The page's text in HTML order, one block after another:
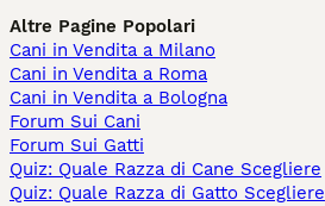
Altre Pagine Popolari
Cani in Vendita a Milano
Cani in Vendita a Roma
Cani in Vendita a Bologna
Forum Sui Cani
Forum Sui Gatti
Quiz: Quale Razza di Cane Scegliere
Quiz: Quale Razza di Gatto Scegliere